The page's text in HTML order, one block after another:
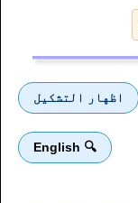
اظهار التشكيل
🔍 English